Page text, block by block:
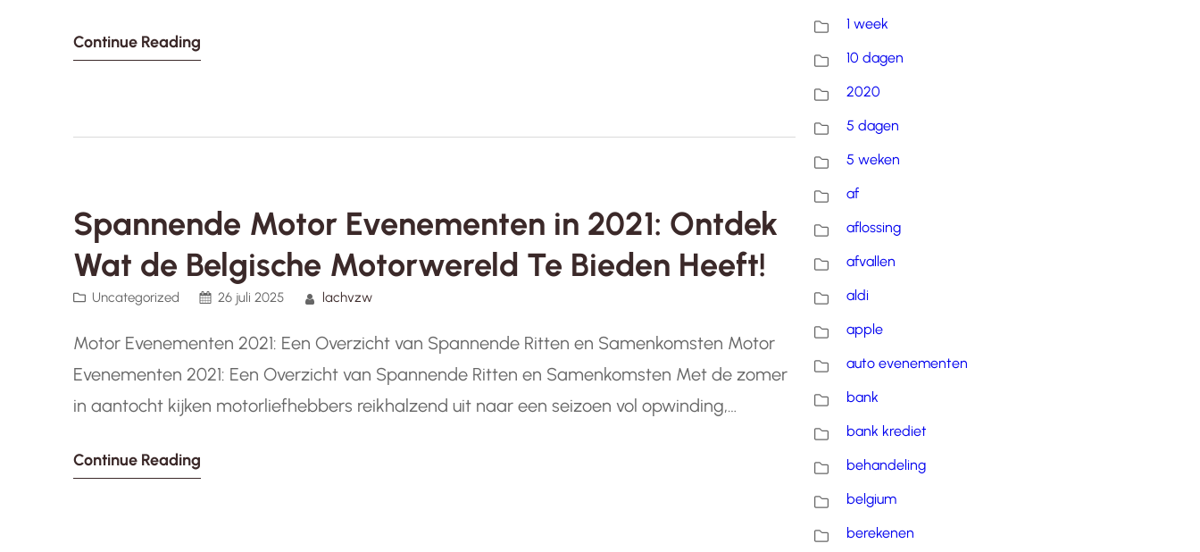
vraagstukken, het…
Continue Reading
Spannende Motor Evenementen in 2021: Ontdek
Wat de Belgische Motorwereld Te Bieden Heeft!
Uncategorized 26 juli 2025 lachvzw
Motor Evenementen 2021: Een Overzicht van Spannende Ritten en Samenkomsten Motor
Evenementen 2021: Een Overzicht van Spannende Ritten en Samenkomsten Met de zomer
in aantocht kijken motorliefhebbers reikhalzend uit naar een seizoen vol opwinding,
activiteiten en ritten die elke liefhebber zullen bekoren. Belgische…
Continue Reading
1 week
10 dagen
2020
5 dagen
5 weken
af
aflossing
afvallen
aldi
apple
auto evenementen
bank
bank krediet
behandeling
belgium
berekenen